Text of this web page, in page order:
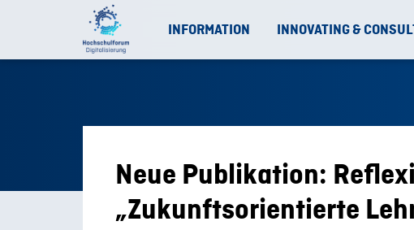
INFORMATION INNOVATING &
Neue Publikation:
„Zukunftsorientierte